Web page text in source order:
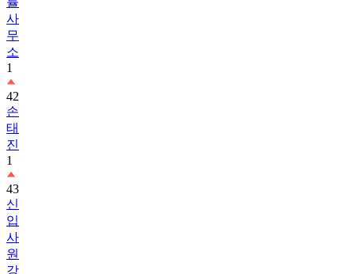
사
무
소
1
42
손
태
진
1
43
신
입
사
원
강